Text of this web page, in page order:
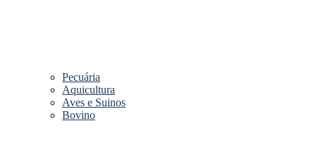
Pecuária
Aquicultura
Aves e Suinos
Bovino